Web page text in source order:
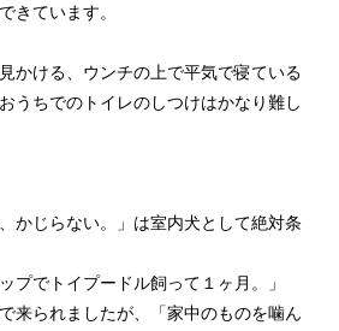
きています。
かける、ウンチの上で平気で寝ている
うちでのトイレのしつけはかなり難し
かじらない。」は室内犬として絶対条
プでトイプードル飼って１ヶ月。」
来られましたが、「家中のものを噛ん